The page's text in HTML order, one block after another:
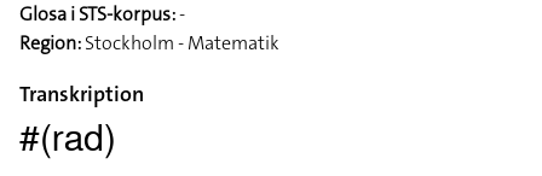
Glosa i STS-korpus:-
Region:Stockholm - Matematik
Transkription
#(rad)